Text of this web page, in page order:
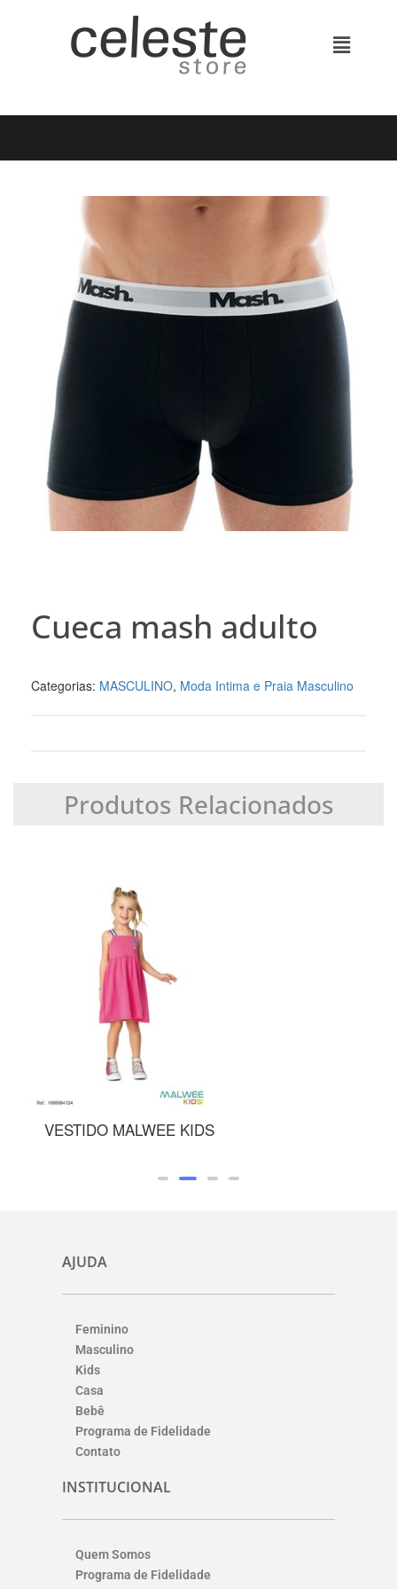
Cueca mash adulto
Categorias: MASCULINO, Moda Intima e Praia Masculino
Produtos Relacionados
KIDS
AJUDA
Feminino
Masculino
Kids
Casa
Bebê
Programa de Fidelidade
Contato
INSTITUCIONAL
Quem Somos
Programa de Fidelidade